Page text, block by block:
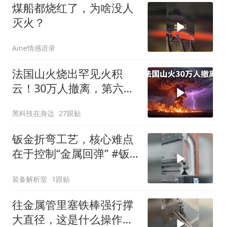
煤船都烧红了，为啥没人
灭火？
Aine情感语录
法国山火烧出罕见火积
云！30万人撤离，第六代
黑科技在身边 27跟贴
钣金折弯工艺，核心难点
在于控制“金属回弹” #钣
装备解析室 1跟贴
往金属管里塞铁棒强行撑
大直径，这是什么操作？